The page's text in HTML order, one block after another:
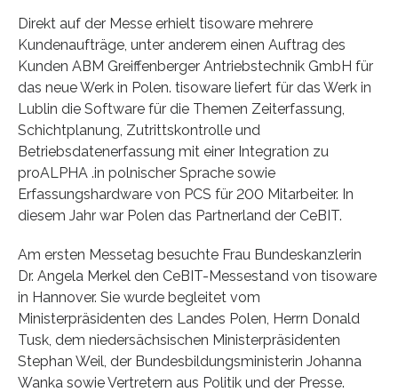
Direkt auf der Messe erhielt tisoware mehrere
Kundenaufträge, unter anderem einen Auftrag des
Kunden ABM Greiffenberger Antriebstechnik GmbH für
das neue Werk in Polen. tisoware liefert für das Werk in
Lublin die Software für die Themen Zeiterfassung,
Schichtplanung, Zutrittskontrolle und
Betriebsdatenerfassung mit einer Integration zu
proALPHA .in polnischer Sprache sowie
Erfassungshardware von PCS für 200 Mitarbeiter. In
diesem Jahr war Polen das Partnerland der CeBIT.
Am ersten Messetag besuchte Frau Bundeskanzlerin
Dr. Angela Merkel den CeBIT-Messestand von tisoware
in Hannover. Sie wurde begleitet vom
Ministerpräsidenten des Landes Polen, Herrn Donald
Tusk, dem niedersächsischen Ministerpräsidenten
Stephan Weil, der Bundesbildungsministerin Johanna
Wanka sowie Vertretern aus Politik und der Presse.